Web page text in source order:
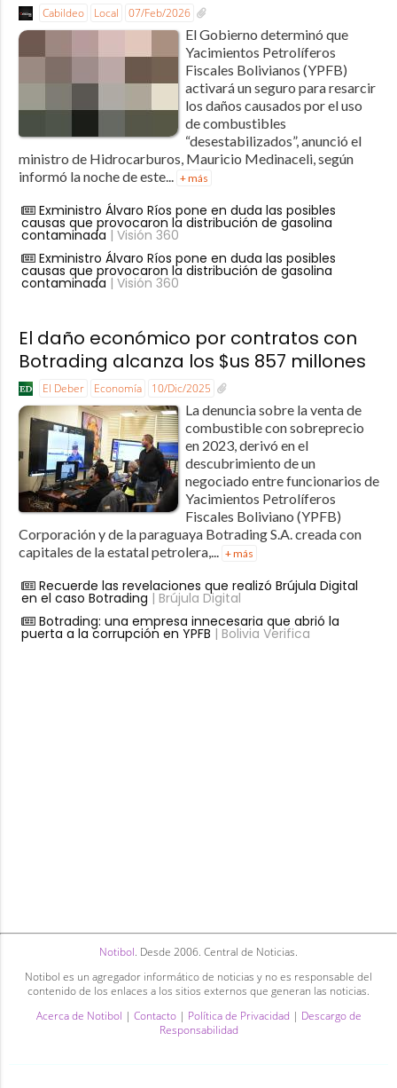
Cabildeo Local 07/Feb/2026
El Gobierno determinó que
Yacimientos Petrolíferos
Fiscales Bolivianos (YPFB)
activará un seguro para resarcir
los daños causados por el uso
de combustibles
“desestabilizados”, anunció el
ministro de Hidrocarburos, Mauricio Medinaceli, según
informó la noche de este... + más
Exministro Álvaro Ríos pone en duda las posibles
causas que provocaron la distribución de gasolina
contaminada | Visión 360
Exministro Álvaro Ríos pone en duda las posibles
causas que provocaron la distribución de gasolina
contaminada | Visión 360
El daño económico por contratos con
Botrading alcanza los $us 857 millones
El Deber Economía 10/Dic/2025
La denuncia sobre la venta de
combustible con sobreprecio
en 2023, derivó en el
descubrimiento de un
negociado entre funcionarios de
Yacimientos Petrolíferos
Fiscales Boliviano (YPFB)
Corporación y de la paraguaya Botrading S.A. creada con
capitales de la estatal petrolera,... + más
Recuerde las revelaciones que realizó Brújula Digital
en el caso Botrading | Brújula Digital
Botrading: una empresa innecesaria que abrió la
puerta a la corrupción en YPFB | Bolivia Verifica
Notibol. Desde 2006. Central de Noticias.
Notibol es un agregador informático de noticias y no es responsable del
contenido de los enlaces a los sitios externos que generan las noticias.
Acerca de Notibol | Contacto| Política de Privacidad | Descargo de
Responsabilidad